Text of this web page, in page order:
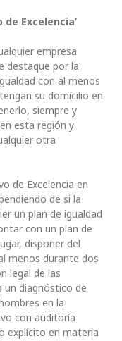
Excelencia’
empresa
destaque por la
con al menos
su domicilio en
siempre y
esta región y
otra
de Excelencia en
de si la
un plan de igualdad
con un plan de
disponer del
menos durante dos
legal de las
un diagnóstico de
en la
con auditoría
explícito en materia